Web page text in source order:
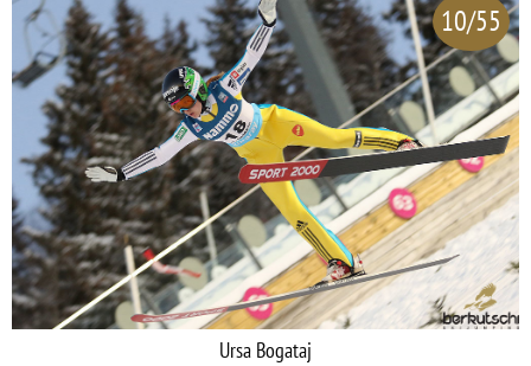
10/55
Ursa Bogataj